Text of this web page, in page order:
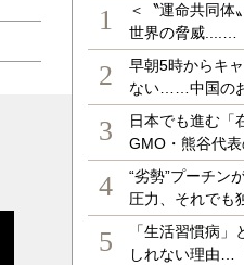
写真を拡大
1
＜〝運命共同体
世界の脅威....…
2
早朝5時からキ
ない……中国の
3
日本でも進む「
GMO・熊谷代
4
“劣勢”プーチン
圧力、それでも
5
「生活習慣病
しれない理由…